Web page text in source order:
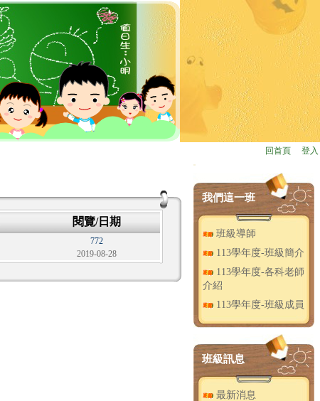
回首頁 登入
閱覽/日期
772
2019-08-28
:::
我們這一班
班級導師
113學年度-班級簡介
113學年度-各科老師
介紹
113學年度-班級成員
班級訊息
最新消息